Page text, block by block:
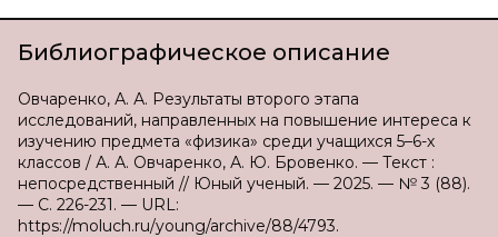
Библиографическое описание
Овчаренко, А. А. Результаты второго этапа
исследований, направленных на повышение интереса к
изучению предмета «физика» среди учащихся 5–6-х
классов / А. А. Овчаренко, А. Ю. Бровенко. — Текст :
непосредственный // Юный ученый. — 2025. — № 3 (88).
— С. 226-231. — URL:
https://moluch.ru/young/archive/88/4793.